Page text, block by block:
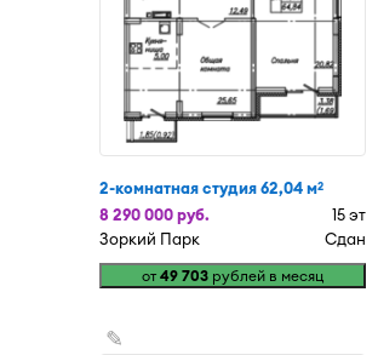
2-комнатная студия 62,04 м2
8 290 000 руб.
15 эт
Зоркий Парк
Сдан
от 49 703рублей в месяц
✎